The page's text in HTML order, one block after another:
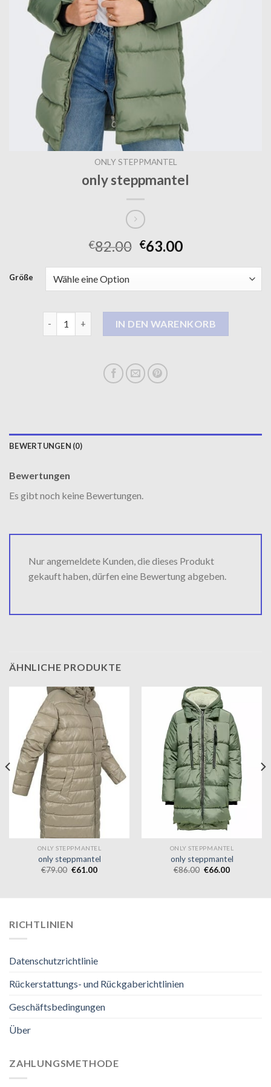
ONLY STEPPMANTEL
only steppmantel
€82.00 €63.00
Größe
IN DEN WARENKORB
BEWERTUNGEN (0)
Bewertungen
Es gibt noch keine Bewertungen.
Nur angemeldete Kunden, die dieses Produkt
gekauft haben, dürfen eine Bewertung abgeben.
ÄHNLICHE PRODUKTE
ONLY STEPPMANTEL
only steppmantel
€79.00 €61.00
ONLY STEPPMANTEL
only steppmantel
€86.00 €66.00
RICHTLINIEN
Datenschutzrichtlinie
Rückerstattungs- und Rückgaberichtlinien
Geschäftsbedingungen
Über
ZAHLUNGSMETHODE